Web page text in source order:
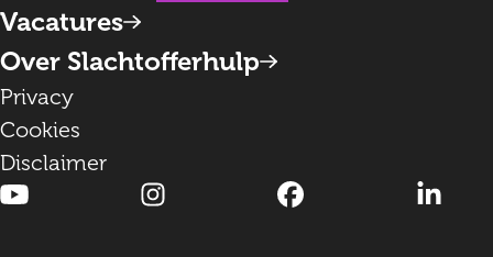
Vacatures
Over Slachtofferhulp
Privacy
Cookies
Disclaimer